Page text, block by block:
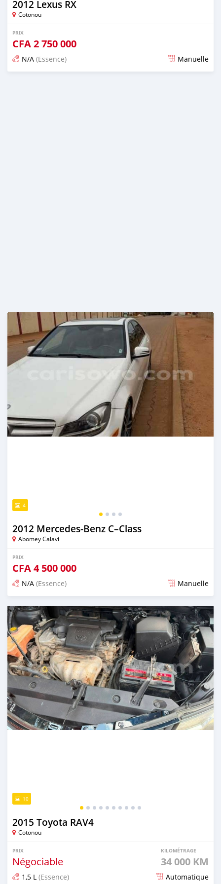
2012 Lexus RX
Cotonou
PRIX
CFA2 750 000
N/A (Essence) Manuelle
4
2012 Mercedes-Benz C–Class
Abomey Calavi
PRIX
CFA4 500 000
N/A (Essence) Manuelle
Publié il y a 5 jours
10
2015 Toyota RAV4
Cotonou
PRIX
Négociable
KILOMÉTRAGE
34 000 KM
1,5 L (Essence) Automatique